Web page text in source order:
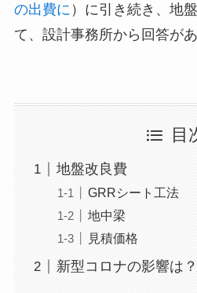
の出費に ）に引き続き、地
て、設計事務所から回答があ
目
地盤改良費
GRRシート工法
地中梁
見積価格
新型コロナの影響は？